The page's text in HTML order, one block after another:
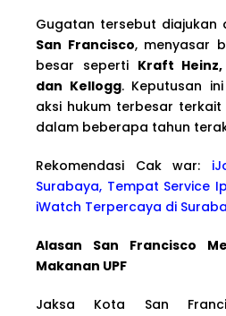
Gugatan tersebut diajukan
San Francisco, menyasar
besar seperti Kraft
dan Kellogg. Keputusan
aksi hukum terbesar
dalam beberapa tahun
Rekomendasi Cak war:
Surabaya, Tempat Service
iWatch Terpercaya di
Alasan San Francisco
Makanan UPF
Jaksa Kota San